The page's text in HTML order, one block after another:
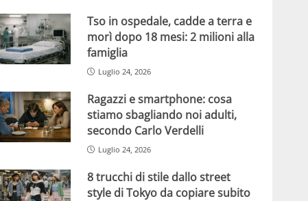
Tso in ospedale, cadde a terra e
morì dopo 18 mesi: 2 milioni alla
famiglia
Luglio 24, 2026
Ragazzi e smartphone: cosa
stiamo sbagliando noi adulti,
secondo Carlo Verdelli
Luglio 24, 2026
8 trucchi di stile dallo street
style di Tokyo da copiare subito